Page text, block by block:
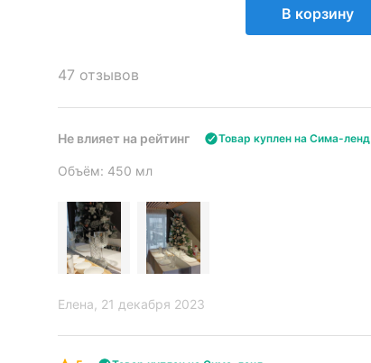
В корзину
47 отзывов
Не влияет на рейтинг Товар куплен на Сима-ленд
Объём: 450 мл
Елена , 21 декабря 2023